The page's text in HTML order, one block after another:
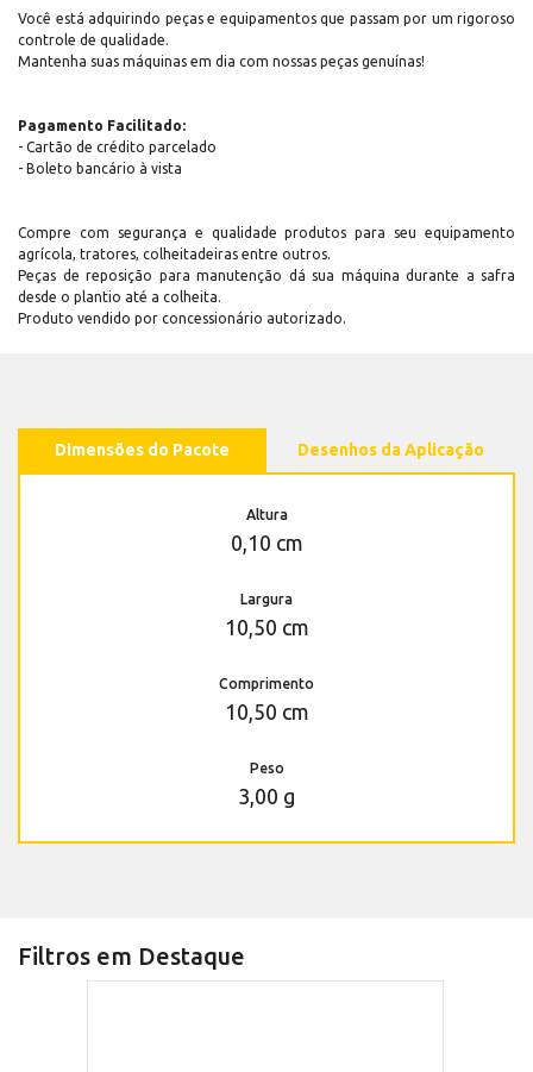
Você está adquirindo peças e equipamentos que passam por um rigoroso
controle de qualidade.
Mantenha suas máquinas em dia com nossas peças genuínas!
Pagamento Facilitado:
- Cartão de crédito parcelado
- Boleto bancário à vista
Compre com segurança e qualidade produtos para seu equipamento
agrícola, tratores, colheitadeiras entre outros.
Peças de reposição para manutenção dá sua máquina durante a safra
desde o plantio até a colheita.
Produto vendido por concessionário autorizado.
Dimensões do Pacote Desenhos da Aplicação
Altura
0,10 cm
Largura
10,50 cm
Comprimento
10,50 cm
Peso
3,00 g
Filtros em Destaque